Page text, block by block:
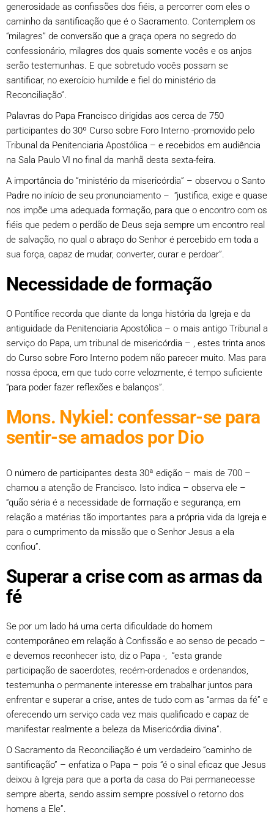
generosidade as confissões dos fiéis, a percorrer com eles o
caminho da santificação que é o Sacramento. Contemplem os
“milagres” de conversão que a graça opera no segredo do
confessionário, milagres dos quais somente vocês e os anjos
serão testemunhas. E que sobretudo vocês possam se
santificar, no exercício humilde e fiel do ministério da
Reconciliação”.
Palavras do Papa Francisco dirigidas aos cerca de 750
participantes do 30º Curso sobre Foro Interno -promovido pelo
Tribunal da Penitenciaria Apostólica – e recebidos em audiência
na Sala Paulo VI no final da manhã desta sexta-feira.
A importância do “ministério da misericórdia” – observou o Santo
Padre no início de seu pronunciamento – “justifica, exige e quase
nos impõe uma adequada formação, para que o encontro com os
fiéis que pedem o perdão de Deus seja sempre um encontro real
de salvação, no qual o abraço do Senhor é percebido em toda a
sua força, capaz de mudar, converter, curar e perdoar”.
Necessidade de formação
O Pontífice recorda que diante da longa história da Igreja e da
antiguidade da Penitenciaria Apostólica – o mais antigo Tribunal a
serviço do Papa, um tribunal de misericórdia – , estes trinta anos
do Curso sobre Foro Interno podem não parecer muito. Mas para
nossa época, em que tudo corre velozmente, é tempo suficiente
“para poder fazer reflexões e balanços”.
Mons. Nykiel: confessar-se para
sentir-se amados por Dio
O número de participantes desta 30ª edição – mais de 700 –
chamou a atenção de Francisco. Isto indica – observa ele –
“quão séria é a necessidade de formação e segurança, em
relação a matérias tão importantes para a própria vida da Igreja e
para o cumprimento da missão que o Senhor Jesus a ela
confiou”.
Superar a crise com as armas da
fé
Se por um lado há uma certa dificuldade do homem
contemporâneo em relação à Confissão e ao senso de pecado –
e devemos reconhecer isto, diz o Papa -, “esta grande
participação de sacerdotes, recém-ordenados e ordenandos,
testemunha o permanente interesse em trabalhar juntos para
enfrentar e superar a crise, antes de tudo com as “armas da fé” e
oferecendo um serviço cada vez mais qualificado e capaz de
manifestar realmente a beleza da Misericórdia divina”.
O Sacramento da Reconciliação é um verdadeiro “caminho de
santificação” – enfatiza o Papa – pois “é o sinal eficaz que Jesus
deixou à Igreja para que a porta da casa do Pai permanecesse
sempre aberta, sendo assim sempre possível o retorno dos
homens a Ele”.